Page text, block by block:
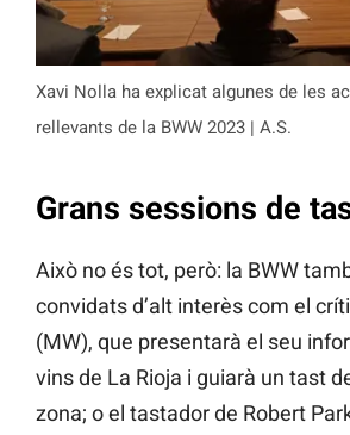
Xavi Nolla ha explicat algunes de les
rellevants de la BWW 2023 | A.S.
Grans sessions de
Això no és tot, però: la BWW
convidats d’alt interès com el
(MW), que presentarà el seu
vins de La Rioja i guiarà un tast
zona; o el tastador de Robert